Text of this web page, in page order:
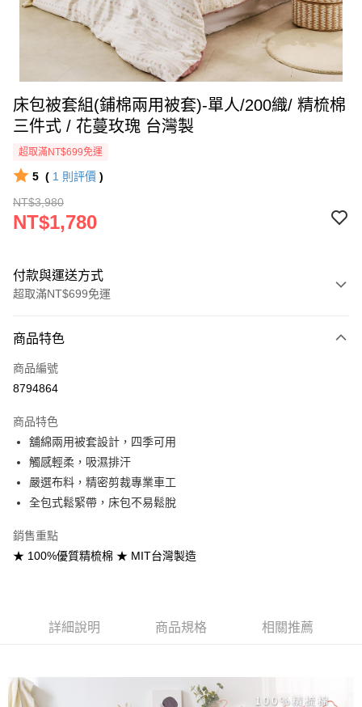
床包被套組(鋪棉兩用被套)-單人/200織/ 精梳棉
三件式 / 花蔓玫瑰 台灣製
超取滿NT$699免運
5 ( 1 則評價 )
NT$3,980
NT$1,780
付款與運送方式
超取滿NT$699免運
信用卡一次付款
信用卡分期付款
合作金庫商業銀行
華南商業銀行
上海商業儲蓄銀行
國泰世華商業銀行
臺灣中小企業銀行
聯邦商業銀行
元大商業銀行
超商取貨付款
LINE Pay
Apple Pay
Google Pay
相關說明
2.付款方式選擇「大哥付你分期」，訂單成立後會自動跳轉到大哥付的交易
流程，驗證手機門號後，選擇欲分期的期數、繳款截止日，確認付款後即完
相關說明
【關於「AFTEE先享後付」】
商品特色
商品編號
8794864
商品特色
舖綿兩用被套設計，四季可用
觸感輕柔，吸濕排汗
嚴選布料，精密剪裁專業車工
全包式鬆緊帶，床包不易鬆脫
銷售重點
★ 100%優質精梳棉 ★ MIT台灣製造
詳細說明 商品規格 相關推薦